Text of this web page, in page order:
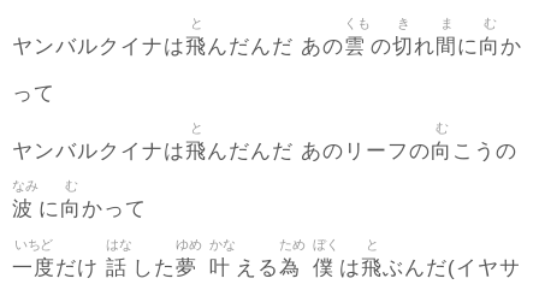
ヤンバルクイナは飛
と
んだんだ あの雲
くも
の切
き
れ間
ま
に向
む
か
って
ヤンバルクイナは飛
と
んだんだ あのリーフの向
む
こうの
波
なみ
に向
む
かって
一度
いちど
だけ 話
はな
した夢
ゆめ
叶
かな
える為
ため
僕
ぼく
は飛
と
ぶんだ(イヤサ